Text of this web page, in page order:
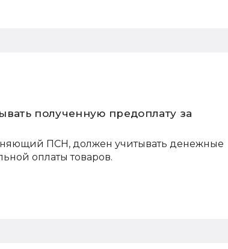
полученную предоплату за
ПСН, должен учитывать денежные
оплаты товаров.